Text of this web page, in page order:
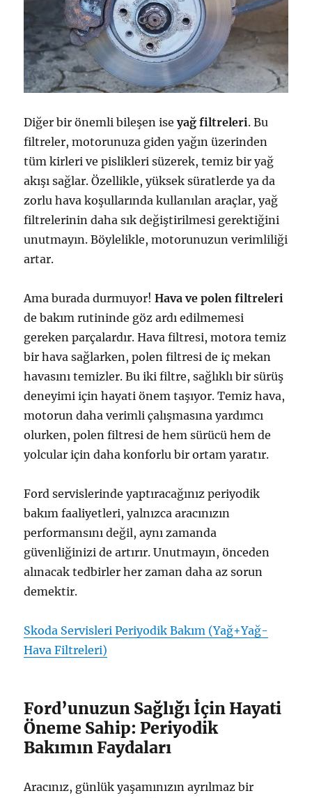
Diğer bir önemli bileşen iseyağ filtreleri. Bu
filtreler, motorunuza giden yağın üzerinden
tüm kirleri ve pislikleri süzerek, temiz bir yağ
akışı sağlar. Özellikle, yüksek süratlerde ya da
zorlu hava koşullarında kullanılan araçlar, yağ
filtrelerinin daha sık değiştirilmesi gerektiğini
unutmayın. Böylelikle, motorunuzun verimliliği
artar.
Ama burada durmuyor!Hava ve polen filtreleri
de bakım rutininde göz ardı edilmemesi
gereken parçalardır. Hava filtresi, motora temiz
bir hava sağlarken, polen filtresi de iç mekan
havasını temizler. Bu iki filtre, sağlıklı bir sürüş
deneyimi için hayati önem taşıyor. Temiz hava,
motorun daha verimli çalışmasına yardımcı
olurken, polen filtresi de hem sürücü hem de
yolcular için daha konforlu bir ortam yaratır.
Ford servislerinde yaptıracağınız periyodik
bakım faaliyetleri, yalnızca aracınızın
performansını değil, aynı zamanda
güvenliğinizi de artırır. Unutmayın, önceden
alınacak tedbirler her zaman daha az sorun
demektir.
Skoda Servisleri Periyodik Bakım (Yağ+Yağ-
Hava Filtreleri)
Ford’unuzun Sağlığı İçin Hayati
Öneme Sahip: Periyodik
Bakımın Faydaları
Aracınız, günlük yaşamınızın ayrılmaz bir